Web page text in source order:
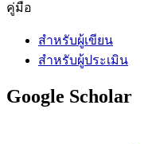
คู่มือ
สำหรับผู้เขียน
สำหรับผู้ประเมิน
Google Scholar